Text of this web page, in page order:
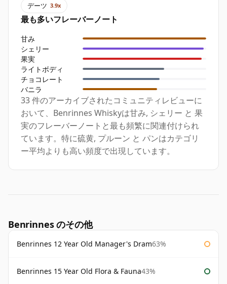
デーツ 3.9x
最も多いフレーバーノート
甘み
シェリー
果実
ライトボディ
チョコレート
バニラ
33 件のアーカイブされたコミュニティレビューに
おいて、Benrinnes Whiskyは甘み, シェリー と 果
実のフレーバーノートと最も頻繁に関連付けられ
ています。特に硫黄, プルーン と パンはカテゴリ
ー平均よりも高い頻度で出現しています。
Benrinnes のその他
Benrinnes 12 Year Old Manager's Dram63%
Benrinnes 15 Year Old Flora & Fauna43%